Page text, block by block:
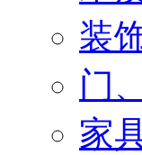
装
门
家